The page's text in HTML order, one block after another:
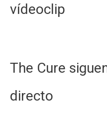
vídeoclip
The Cure
directo